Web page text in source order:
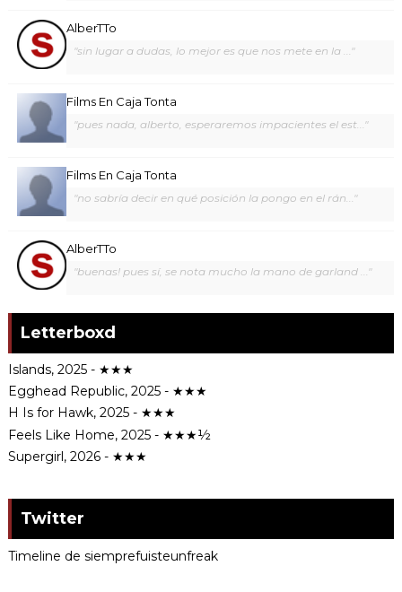
AlberTTo
"sin lugar a dudas, lo mejor es que nos mete en la ..."
Films En Caja Tonta
"pues nada, alberto, esperaremos impacientes el est..."
Films En Caja Tonta
"no sabría decir en qué posición la pongo en el rán..."
AlberTTo
"buenas! pues sí, se nota mucho la mano de garland ..."
Letterboxd
Islands, 2025 - ★★★
Egghead Republic, 2025 - ★★★
H Is for Hawk, 2025 - ★★★
Feels Like Home, 2025 - ★★★½
Supergirl, 2026 - ★★★
Twitter
Timeline de siemprefuisteunfreak